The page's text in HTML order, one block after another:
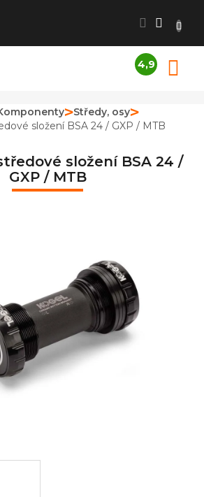
4,9
je
4,9
hvězdiček.
Středy, osy
složení BSA 24 / GXP / MTB
složení BSA 24 /
GXP / MTB